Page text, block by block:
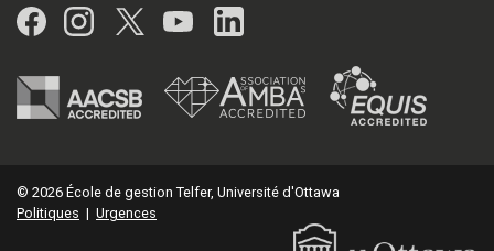
Facebook
Instagram
Twitter
YouTubeLinkedIn
© 2026 École de gestion Telfer, Université d'Ottawa
Politiques | Urgences